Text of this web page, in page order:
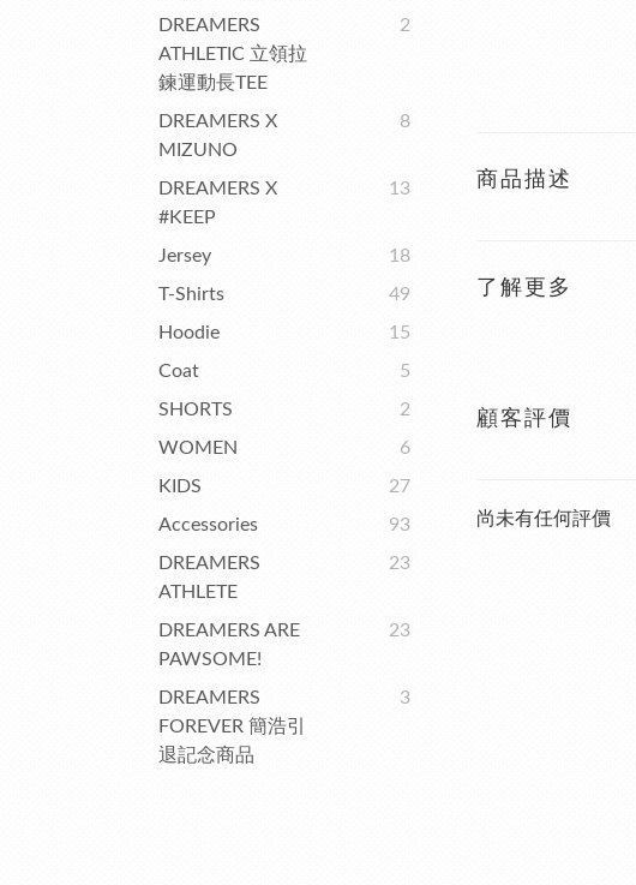
DREAMERS
ATHLETIC 立領拉
鍊運動長TEE
2
DREAMERS X
MIZUNO
8
DREAMERS X
#KEEP
13
Jersey
18
T-Shirts
49
Hoodie
15
Coat
5
SHORTS
2
WOMEN
6
KIDS
27
Accessories
93
DREAMERS
ATHLETE
23
DREAMERS ARE
PAWSOME!
23
DREAMERS
FOREVER 簡浩引
退記念商品
3
商品描述
了解更多
顧客評價
尚未有任何評價